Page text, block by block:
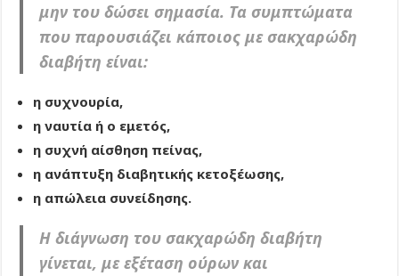
μην του δώσει σημασία. Τα συμπτώματα
που παρουσιάζει κάποιος με σακχαρώδη
διαβήτη είναι:
η συχνουρία,
η ναυτία ή ο εμετός,
η συχνή αίσθηση πείνας,
η ανάπτυξη διαβητικής κετοξέωσης,
η απώλεια συνείδησης.
Η διάγνωση του σακχαρώδη διαβήτη
γίνεται, με εξέταση ούρων και